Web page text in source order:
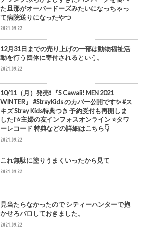
た旦那がオーバードーズみたいになっちゃっ
て病院送りになったやつ
2021.09.22
12月31日までの売り上げの一部は動物福祉活
動を行う団体に寄付されるという。
2021.09.22
10/11（月）発売❗️ 『S Cawaii! MEN 2021
WINTER』 #StrayKids のカバー公開です✨ #ス
キズ Stray Kids特典つき 予約受付も再開しま
した❗️ ⭐️主婦の友インフォスオンライン ⭐️タワ
ーレコード 特典などの詳細はこちら👇
2021.09.22
これ無駄に塗りうまくいったから見て
2021.09.22
見当たらなかったので シティーハンターで抱
かせろパロしておきました。
2021.09.22